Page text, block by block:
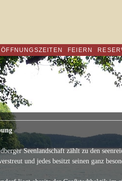
ÖFFNUNGSZEITEN FEIERN
Seenlandschaft zählt zu den
und jedes besitzt seinen ganz